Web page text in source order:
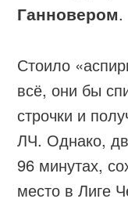
Ганновером.
Стоило
всё, они бы
строчки и
ЛЧ. Однако,
96 минутах,
место в Лиге